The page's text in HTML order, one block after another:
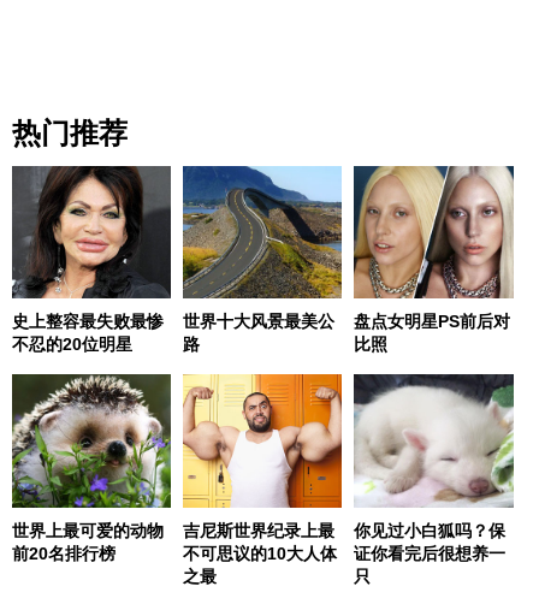
热门推荐
史上整容最失败最惨
不忍的20位明星
世界十大风景最美公
路
盘点女明星PS前后对
比照
世界上最可爱的动物
前20名排行榜
吉尼斯世界纪录上最
不可思议的10大人体
之最
你见过小白狐吗？保
证你看完后很想养一
只